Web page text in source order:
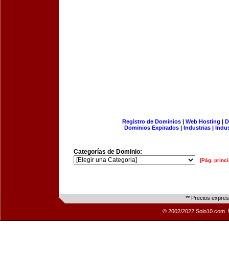
Registro de Dominios| Web Hosting |
Dominios Expirados | Industrias |
Categorías de Dominio:
[Pág.
** Precios
© 2002/2022 Solo10.com